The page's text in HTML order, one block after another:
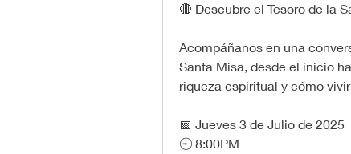
🔴 Descubre el Tesoro de la
Acompáñanos en una
Santa Misa, desde el inicio
riqueza espiritual y cómo
📅 Jueves 3 de Julio de 2025
🕘 8:00PM